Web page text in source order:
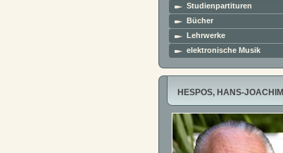
Studienpartituren
Bücher
Lehrwerke
elektronische Musik
HESPOS, HANS-JOACHIM